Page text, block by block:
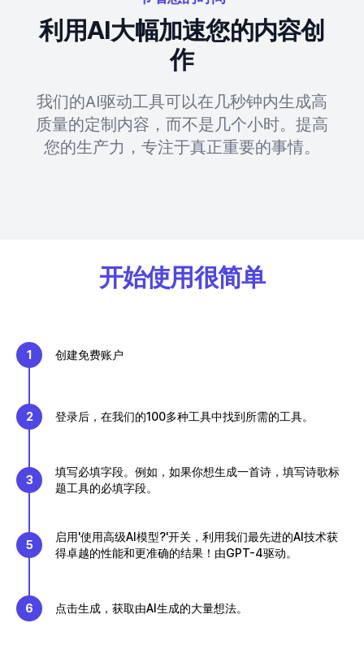
利用AI大幅加速您的内容创
作
我们的AI驱动工具可以在几秒钟内生成高
质量的定制内容，而不是几个小时。提高
您的生产力，专注于真正重要的事情。
开始使用很简单
1 创建免费账户
2 登录后，在我们的100多种工具中找到所需的工具。
3
填写必填字段。例如，如果你想生成一首诗，填写诗歌标
题工具的必填字段。
5
启用'使用高级AI模型?'开关，利用我们最先进的AI技术获
得卓越的性能和更准确的结果！由GPT-4驱动。
6 点击生成，获取由AI生成的大量想法。